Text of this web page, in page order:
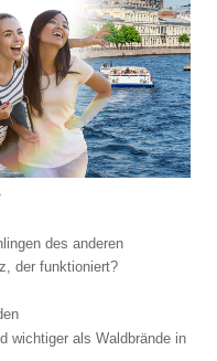
des anderen
der funktioniert?
wichtiger als Waldbrände in